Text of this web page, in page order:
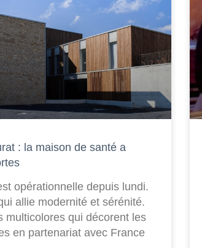
: la maison de santé a
opérationnelle depuis lundi.
allie modernité et sérénité.
multicolores qui décorent les
en partenariat avec France